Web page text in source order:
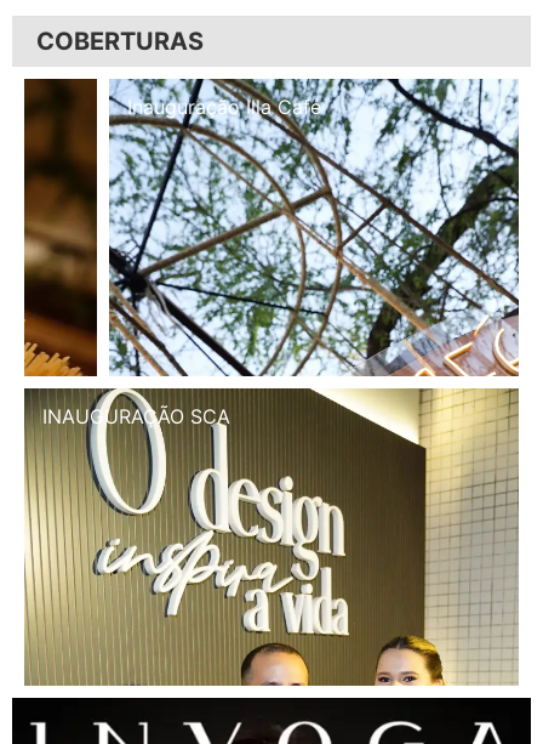
COBERTURAS
Inauguração Illa Café
INAUGURAÇÃO SCA